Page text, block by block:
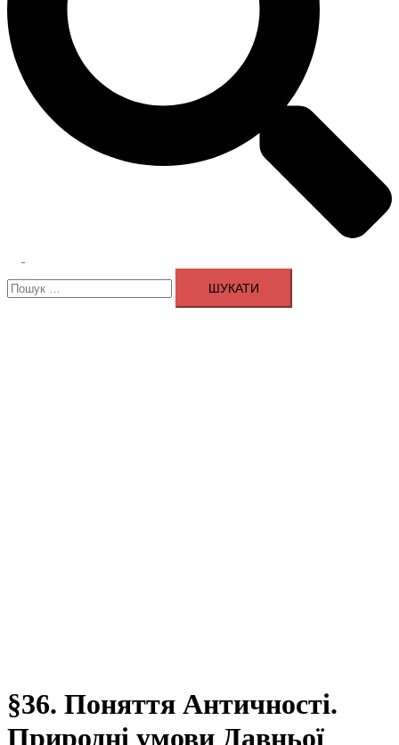
меню
Пошук:
§36. Поняття Античності.
Природні умови Давньої